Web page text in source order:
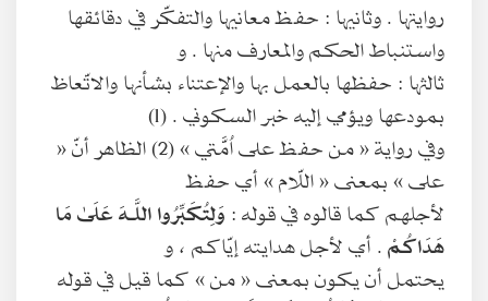
روايتها . وثانيها : حفظ معانيها والتفكّر في دقائقها
واستنباط الحكم والمعارف منها . و
ثالثها : حفظها بالعمل بها والإعتناء بشأنها والاتّعاظ
بمودعها ويؤمي إليه خبر السكوني . (1)
وفي رواية « من حفظ على اُمَّتي » (2) الظاهر أنّ «
على » بمعنى « اللّام » أي حفظ
لأجلهم كما قالوه في قوله :وَلِتُكَبِّرُوا اللَّـهَ عَلَىٰ مَا
هَدَاكُمْ. أي لأجل هدايته إيّاكم ، و
يحتمل أن يكون بمعنى « من » كما قيل في قوله